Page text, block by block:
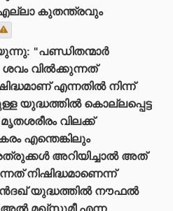
കുതന്ത്രവും
"പണ്ഡിതന്മാർ
വിൽക്കുന്നത്
എന്നതിൽ നിന്ന്
യുദ്ധത്തിൽ കൊല്ലപ്പെട്ട
വിലക്ക്
എന്തെങ്കിലും
അറിയിച്ചാൽ അത്
നിഷിദ്ധമാണെന്ന്
ഖൻദഖ് യുദ്ധത്തിൽ നൗഫൽ